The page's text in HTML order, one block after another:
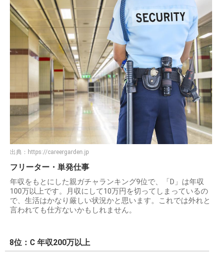
出典： https://careergarden.jp
フリーター・単発仕事
年収をもとにした親ガチャランキング9位で、「D」は年収
100万以上です。月収にして10万円を切ってしまっているの
で、生活はかなり厳しい状況かと思います。これでは外れと
言われても仕方ないかもしれません。
8位：C 年収200万以上